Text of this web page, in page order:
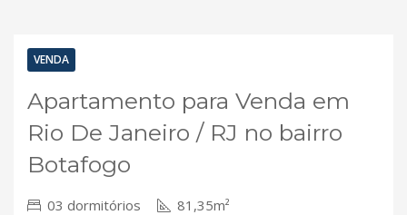
VENDA
Apartamento para Venda em
Rio De Janeiro / RJ no bairro
Botafogo
03 dormitórios 81,35m²